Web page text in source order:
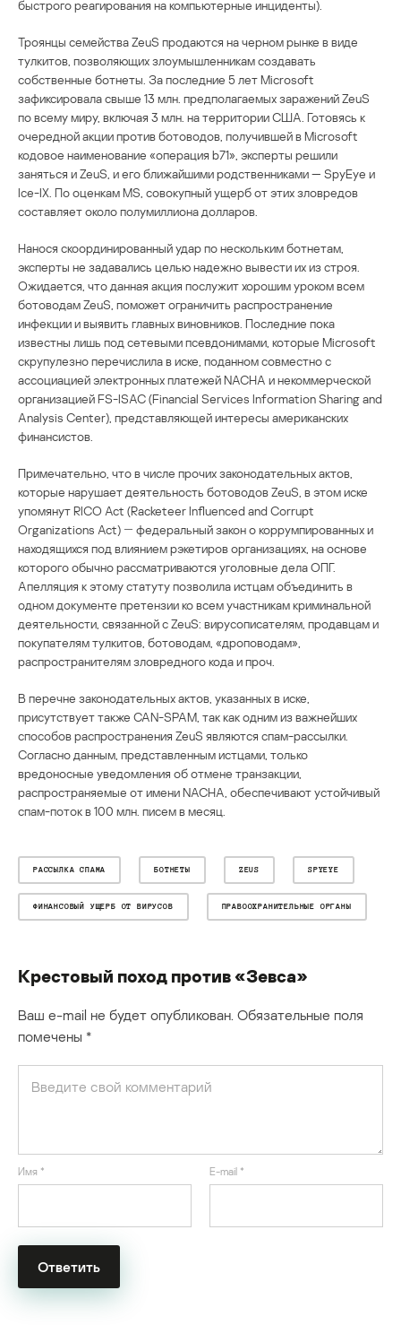
быстрого реагирования на компьютерные инциденты).
Троянцы семейства ZeuS продаются на черном рынке в виде
тулкитов, позволяющих злоумышленникам создавать
собственные ботнеты. За последние 5 лет Microsoft
зафиксировала свыше 13 млн. предполагаемых заражений ZeuS
по всему миру, включая 3 млн. на территории США. Готовясь к
очередной акции против ботоводов, получившей в Microsoft
кодовое наименование «операция b71», эксперты решили
заняться и ZeuS, и его ближайшими родственниками — SpyEye и
Ice-IX. По оценкам MS, совокупный ущерб от этих зловредов
составляет около полумиллиона долларов.
Нанося скоординированный удар по нескольким ботнетам,
эксперты не задавались целью надежно вывести их из строя.
Ожидается, что данная акция послужит хорошим уроком всем
ботоводам ZeuS, поможет ограничить распространение
инфекции и выявить главных виновников. Последние пока
известны лишь под сетевыми псевдонимами, которые Microsoft
скрупулезно перечислила в иске, поданном совместно с
ассоциацией электронных платежей NACHA и некоммерческой
организацией FS-ISAC (Financial Services Information Sharing and
Analysis Center), представляющей интересы американских
финансистов.
Примечательно, что в числе прочих законодательных актов,
которые нарушает деятельность ботоводов ZeuS, в этом иске
упомянут RICO Act (Racketeer Influenced and Corrupt
Organizations Act) ― федеральный закон о коррумпированных и
находящихся под влиянием рэкетиров организациях, на основе
которого обычно рассматриваются уголовные дела ОПГ.
Апелляция к этому статуту позволила истцам объединить в
одном документе претензии ко всем участникам криминальной
деятельности, связанной с ZeuS: вирусописателям, продавцам и
покупателям тулкитов, ботоводам, «дроповодам»,
распространителям зловредного кода и проч.
В перечне законодательных актов, указанных в иске,
присутствует также CAN-SPAM, так как одним из важнейших
способов распространения ZeuS являются спам-рассылки.
Согласно данным, представленным истцами, только
вредоносные уведомления об отмене транзакции,
распространяемые от имени NACHA, обеспечивают устойчивый
спам-поток в 100 млн. писем в месяц.
РАССЫЛКА СПАМА БОТНЕТЫ ZEUS SPYEYE
ФИНАНСОВЫЙ УЩЕРБ ОТ ВИРУСОВ ПРАВООХРАНИТЕЛЬНЫЕ ОРГАНЫ
Крестовый поход против «Зевса»
Ваш e-mail не будет опубликован. Обязательные поля
помечены *
Имя * E-mail *